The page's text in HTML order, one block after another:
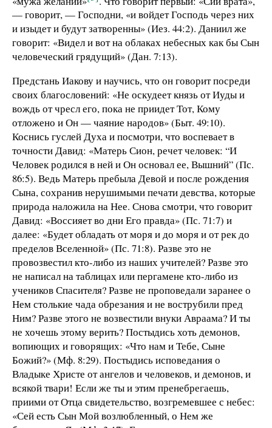
— говорит, — Господни, «и войдет Господь через них
и изыдет и будут затворенны» (Иез. 44:2). Даниил же
говорит: «Видел и вот на облаках небесных как бы Сын
человеческий грядущий» (Дан. 7:13).
Предстань Иакову и научись, что он говорит посреди
своих благословений: «Не оскудеет князь от Иуды и
вождь от чресл его, пока не приидет Тот, Кому
отложено и Он — чаяние народов» (Быт. 49:10).
Коснись гуслей Духа и посмотри, что воспевает в
точности Давид: «Матерь Сион, речет человек: “И
Человек родился в ней и Он основал ее, Вышний” (Пс.
86:5). Ведь Матерь пребыла Девой и после рождения
Сына, сохранив нерушимыми печати девства, которые
природа наложила на Нее. Снова смотри, что говорит
Давид: «Воссияет во дни Его правда» (Пс. 71:7) и
далее: «Будет обладать от моря и до моря и от рек до
пределов Вселенной» (Пс. 71:8). Разве это не
провозвестил кто-либо из наших учителей? Разве это
не написал на таблицах или пергамене кто-либо из
учеников Спасителя? Разве не проповедали заранее о
Нем столькие чада обрезания и не вострубили пред
Ним? Разве этого не возвестили внуки Авраама? И ты
не хочешь этому верить? Постыдись хоть демонов,
вопиющих и говорящих: «Что нам и Тебе, Сыне
Божий?» (Мф. 8:29). Постыдись исповедания о
Владыке Христе от ангелов и человеков, и демонов, и
всякой твари! Если же ты и этим пренебрегаешь,
приими от Отца свидетельство, возгремевшее с небес:
«Сей есть Сын Мой возлюбленный, о Нем же